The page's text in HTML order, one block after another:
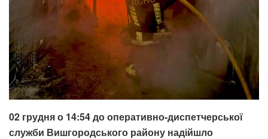
02 грудня о 14:54 до оперативно-диспетчерської
служби Вишгородського району надійшло